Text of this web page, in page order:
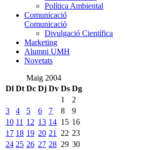
Política Ambiental
Comunicació
Comunicació
Divulgació Científica
Marketing
Alumni UMH
Novetats
Maig 2004
Dl Dt Dc Dj Dv Ds Dg
1
2
3
4 5 6 7 8
9
10 11 12 13 14 15 16
17 18 19 20 21 22 23
24 25 26 27 28 29 30